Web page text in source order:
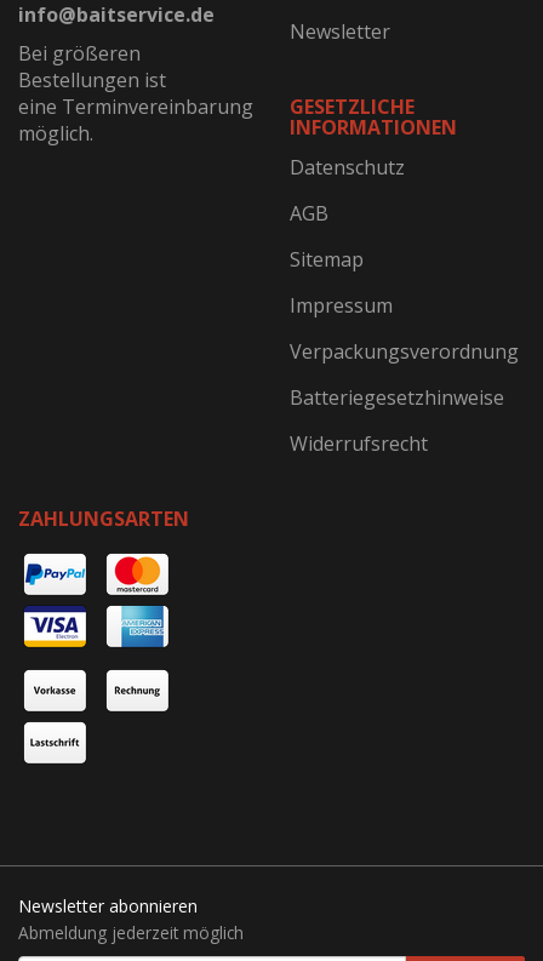
info@baitservice.de
Bei größeren
Bestellungen ist
eine Terminvereinbarung
möglich.
Newsletter
GESETZLICHE
INFORMATIONEN
Datenschutz
AGB
Sitemap
Impressum
Verpackungsverordnung
Batteriegesetzhinweise
Widerrufsrecht
ZAHLUNGSARTEN
Newsletter abonnieren
Abmeldung jederzeit möglich